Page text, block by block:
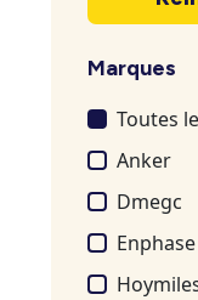
Marques
Toutes
Anker
Dmegc
Enphase